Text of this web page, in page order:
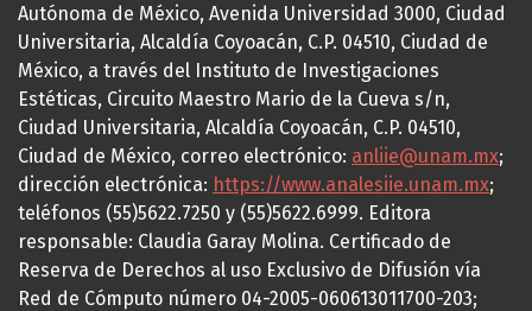
Autónoma de México, Avenida Universidad 3000, Ciudad
Universitaria, Alcaldía Coyoacán, C.P. 04510, Ciudad de
México, a través del Instituto de Investigaciones
Estéticas, Circuito Maestro Mario de la Cueva s/n,
Ciudad Universitaria, Alcaldía Coyoacán, C.P. 04510,
Ciudad de México, correo electrónico: anliie@unam.mx;
dirección electrónica: https://www.analesiie.unam.mx;
teléfonos (55)5622.7250 y (55)5622.6999. Editora
responsable: Claudia Garay Molina. Certificado de
Reserva de Derechos al uso Exclusivo de Difusión vía
Red de Cómputo número 04-2005-060613011700-203;